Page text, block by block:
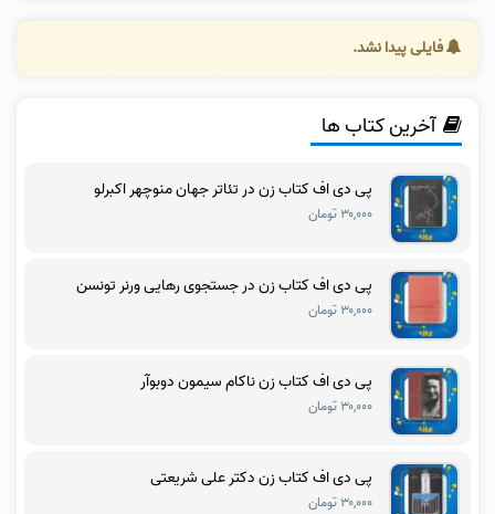
فایلی پیدا نشد.
آخرین کتاب ها
پی دی اف کتاب زن در تئاتر جهان منوچهر اکبرلو
۳۰,۰۰۰ تومان
پی دی اف کتاب زن در جستجوی رهایی ورنر تونسن
۳۰,۰۰۰ تومان
پی دی اف کتاب زن ناکام سیمون دوبوآر
۳۰,۰۰۰ تومان
پی دی اف کتاب زن دکتر علی شریعتی
۳۰,۰۰۰ تومان